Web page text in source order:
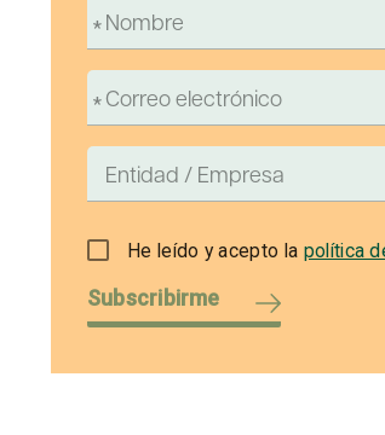
He leído y acepto la política
Subscribirme